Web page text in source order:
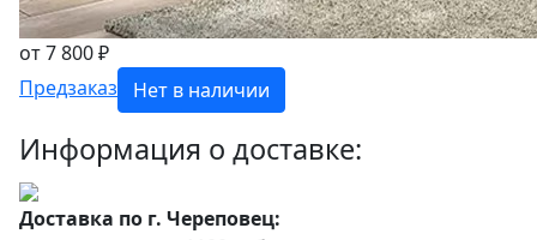
от 7 800 ₽
Предзаказ
Нет в наличии
Информация о доставке:
Доставка по г. Череповец: